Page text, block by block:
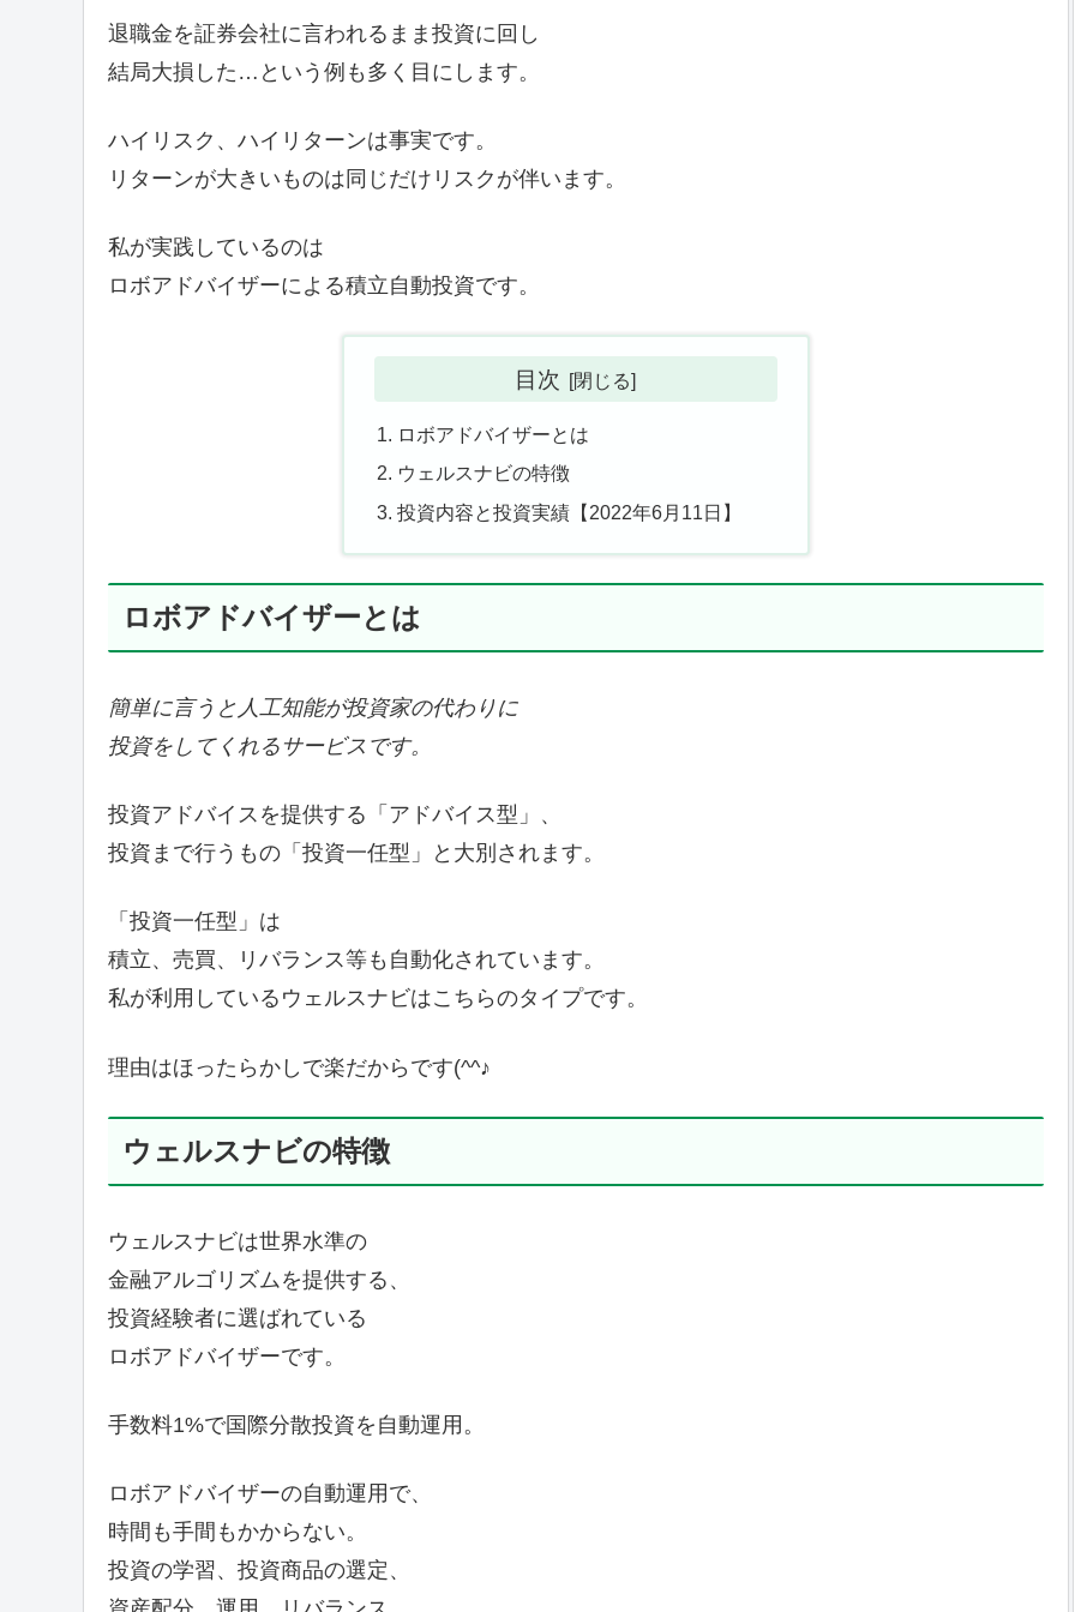
退職金を証券会社に言われるまま投資に回し
結局大損した…という例も多く目にします。
ハイリスク、ハイリターンは事実です。
リターンが大きいものは同じだけリスクが伴います。
私が実践しているのは
ロボアドバイザーによる積立自動投資です。
目次
ロボアドバイザーとは
ウェルスナビの特徴
投資内容と投資実績【2022年6月11日】
ロボアドバイザーとは
簡単に言うと人工知能が投資家の代わりに
投資をしてくれるサービスです。
投資アドバイスを提供する「アドバイス型」、
投資まで行うもの「投資一任型」と大別されます。
「投資一任型」は
積立、売買、リバランス等も自動化されています。
私が利用しているウェルスナビはこちらのタイプです。
理由はほったらかしで楽だからです(^^♪
ウェルスナビの特徴
ウェルスナビは世界水準の
金融アルゴリズムを提供する、
投資経験者に選ばれている
ロボアドバイザーです。
手数料1%で国際分散投資を自動運用。
ロボアドバイザーの自動運用で、
時間も手間もかからない。
投資の学習、投資商品の選定、